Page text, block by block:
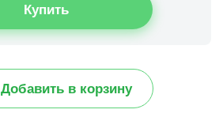
Добавить в корзину